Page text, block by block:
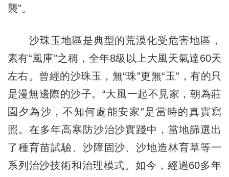
襲”。
沙珠玉地區是典型的荒漠化受危害地區，
素有“風庫”之稱，全年8級以上大風天氣達60天
左右。曾經的沙珠玉，無“珠”更無“玉”，有的只
是漫無邊際的沙子。“大風一起不見家，朝為莊
園夕為沙，不知何處能安家”是當時的真實寫
照。在多年高寒防沙治沙實踐中，當地篩選出
了種育苗試驗、沙障固沙、沙地造林育草等一
系列治沙技術和治理模式。如今，經過60多年